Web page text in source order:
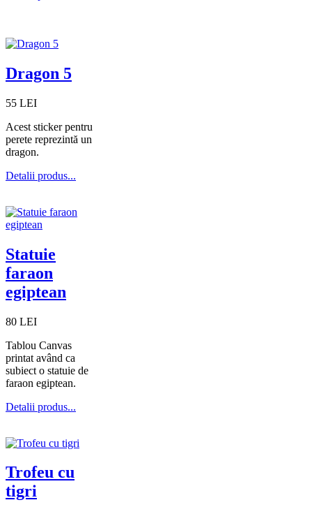
Dragon 5
55 LEI
Acest sticker pentru
perete reprezintă un
dragon.
Detalii produs...
Statuie
faraon
egiptean
80 LEI
Tablou Canvas
printat având ca
subiect o statuie de
faraon egiptean.
Detalii produs...
Trofeu cu
tigri